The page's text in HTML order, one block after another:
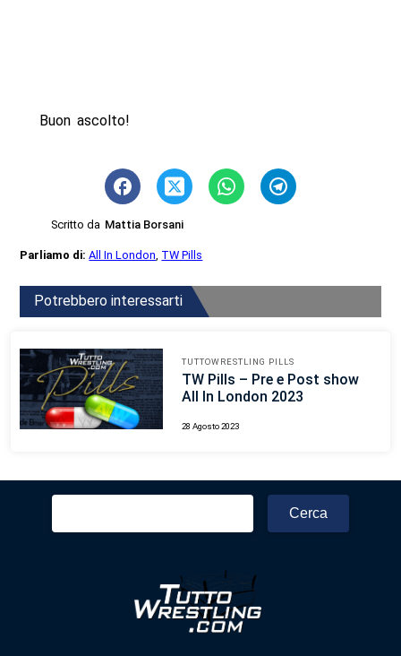
Buon ascolto!
Scritto da Mattia Borsani
Parliamo di:All In London, TW Pills
Potrebbero interessarti
TUTTOWRESTLING PILLS
TW Pills – Pre e Post show
All In London 2023
28 Agosto 2023
Ricerca